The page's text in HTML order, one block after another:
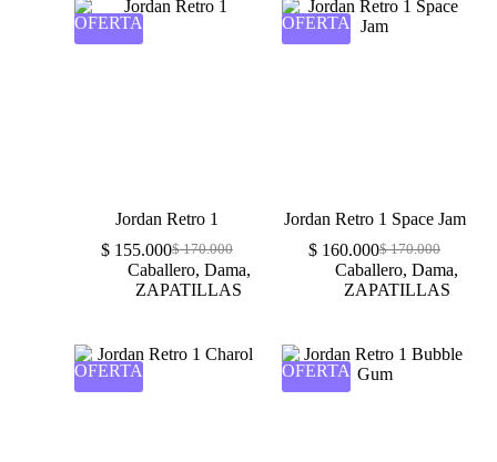
OFERTA
Jordan Retro 1
$170.000
$155.000
Caballero, Dama,
ZAPATILLAS
OFERTA
Jordan Retro 1 Space Jam
$170.000
$ 160.000
Caballero,Dama,
ZAPATILLAS
OFERTA OFERTA